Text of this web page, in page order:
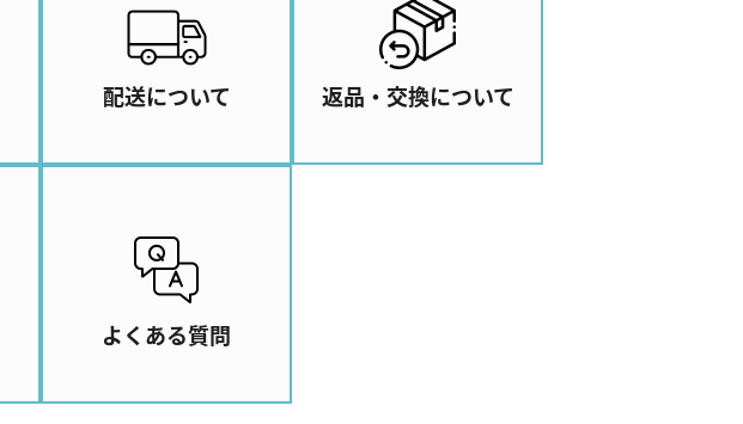
配送について 返品・交換について
よくある質問